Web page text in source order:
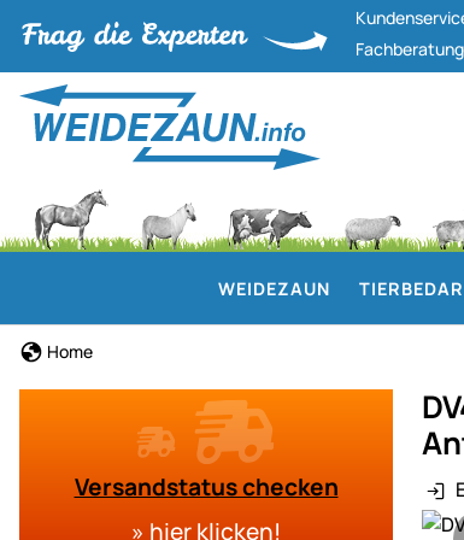
WEIDEZAUN
Home
Versandstatus checken
» hier klicken!